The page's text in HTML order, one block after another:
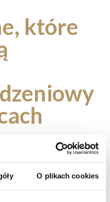
O plikach cookies
które
Katowicach są